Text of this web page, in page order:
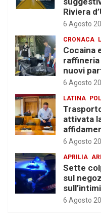
Riviera
6 Agosto
CRONACA
Cocaina
nuovi
6 Agosto
LATINA
attivata
6 Agosto
APRILIA
Sette
sul
6 Agosto